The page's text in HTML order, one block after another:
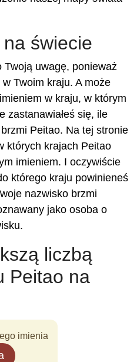
świecie
Twoją uwagę, ponieważ
Twoim kraju. A może
w kraju, w którym
zastanawiałeś się, ile
Peitao. Na tej stronie
których krajach Peitao
imieniem. I oczywiście
którego kraju powinieneś
nazwisko brzmi
jako osoba o
liczbą
Peitao na
imienia